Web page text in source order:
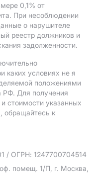
0,1% от
При несоблюдении
о нарушителе
реестр должников и
задолженности.
каких условиях не я
положениями
РФ. Для получения
стоимости указанных
обращайтесь к
/ ОГРН: 1247700704514
помещ. 1/П, г. Москва,